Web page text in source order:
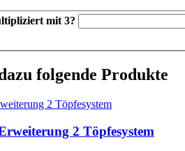
mit 3?
folgende Produkte
2 Töpfesystem